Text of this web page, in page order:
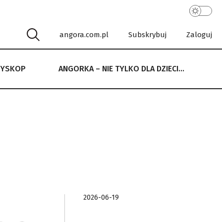
angora.com.pl Subskrybuj Zaloguj
ANGORKA – NIE TYLKO DLA DZIECI…
NIE TYLKO DLA DZIECI…
2026-06-19